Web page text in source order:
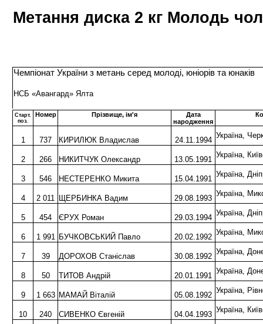
Метання диска 2 кг Молодь
Чемпіонат України з метань серед молоді, юніорів та юнаків
НСБ «Авангард» Ялта
Старт.
поз.
Номер Прізвище, ім'я
Дата
народження
1 737 КИРИЛЮК Владислав 24.11.1994
Україна,
2 266 НИКИТЧУК Олександр 13.05.1991
Україна,
3 546 НЕСТЕРЕНКО Микита 15.04.1991
Україна,
4 2 011 ЩЕРБИНКА Вадим 29.08.1993
Україна,
5 454 ЄРУХ Роман 29.03.1994
Україна,
6 1 991 БУЧКОВСЬКИЙ Павло 20.02.1992
Україна,
7 39 ДОРОХОВ Станіслав 30.08.1992
Україна,
8 50 ТИТОВ Андрій 20.01.1991
Україна,
9 1 663 МАМАЙ Віталій 05.08.1992
Україна,
10 240 СИВЕНКО Євгеній 04.04.1993
Україна,